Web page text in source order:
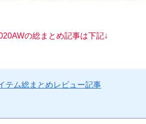
の総まとめ記事は下記↓
テム総まとめレビュー記事